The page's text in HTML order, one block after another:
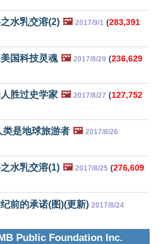
水乳交溶(2) 🖼️ 2017/9/1 (283,391
国科技灵魂 🖼️ 2017/8/29 (236,629
胜过史学家 🖼️ 2017/8/27 (127,752
是地球旅游者 🖼️ 2017/8/26
水乳交溶(1) 🖼️ 2017/8/25 (276,609
前的承诺(图)(更新) 2017/8/24
Public Foundation Inc.